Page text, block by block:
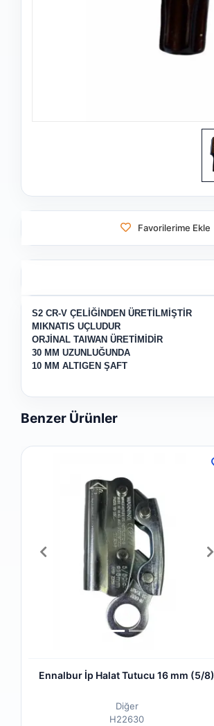
Favorilerime Ekle
S2 CR-V ÇELİĞİNDEN ÜRETİLMİŞTİR
MIKNATIS UÇLUDUR
ORJİNAL TAIWAN ÜRETİMİDİR
30 MM UZUNLUĞUNDA
10 MM ALTIGEN ŞAFT
Benzer Ürünler
Ennalbur İp Halat Tutucu 16 mm (5/8)
Diğer
H22630